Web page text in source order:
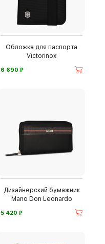
Обложка для паспорта
Victorinox
6 690 ⃏
Дизайнерский бумажник
Mano Don Leonardo
5 420 ⃏